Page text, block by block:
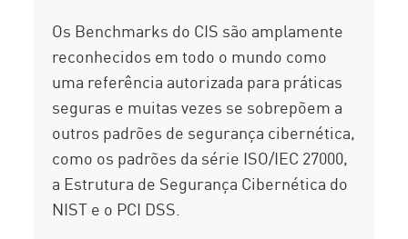
Os Benchmarks do CIS são amplamente
reconhecidos em todo o mundo como
uma referência autorizada para práticas
seguras e muitas vezes se sobrepõem a
outros padrões de segurança cibernética,
como os padrões da série ISO/IEC 27000,
a Estrutura de Segurança Cibernética do
NIST e o PCI DSS.